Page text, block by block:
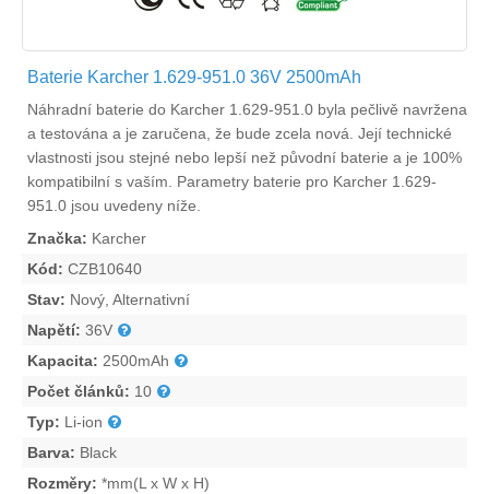
Baterie Karcher 1.629-951.0 36V 2500mAh
Náhradní baterie do Karcher 1.629-951.0 byla pečlivě navržena
a testována a je zaručena, že bude zcela nová. Její technické
vlastnosti jsou stejné nebo lepší než původní baterie a je 100%
kompatibilní s vaším. Parametry baterie pro Karcher 1.629-
951.0 jsou uvedeny níže.
Značka: Karcher
Kód: CZB10640
Stav: Nový, Alternativní
Napětí: 36V
Kapacita: 2500mAh
Počet článků: 10
Typ: Li-ion
Barva: Black
Rozměry: *mm(L x W x H)